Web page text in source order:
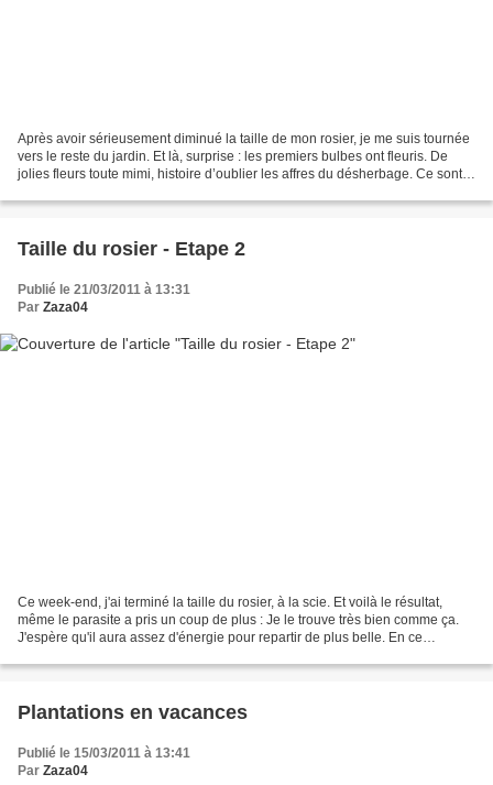
Après avoir sérieusement diminué la taille de mon rosier, je me suis tournée
vers le reste du jardin. Et là, surprise : les premiers bulbes ont fleuris. De
jolies fleurs toute mimi, histoire d’oublier les affres du désherbage. Ce sont
Taille du rosier - Etape 2
Publié le 21/03/2011 à 13:31
Par Zaza04
Ce week-end, j'ai terminé la taille du rosier, à la scie. Et voilà le résultat,
même le parasite a pris un coup de plus : Je le trouve très bien comme ça.
J'espère qu'il aura assez d'énergie pour repartir de plus belle. En ce
Plantations en vacances
Publié le 15/03/2011 à 13:41
Par Zaza04